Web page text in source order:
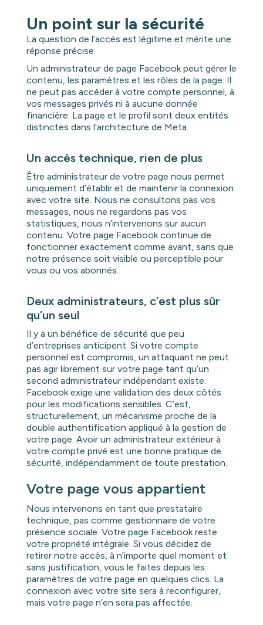
Un point sur la sécurité
La question de l’accès est légitime et mérite une
réponse précise.
Un administrateur de page Facebook peut gérer le
contenu, les paramètres et les rôles de la page. Il
ne peut pas accéder à votre compte personnel, à
vos messages privés ni à aucune donnée
financière. La page et le profil sont deux entités
distinctes dans l’architecture de Meta.
Un accès technique, rien de plus
Être administrateur de votre page nous permet
uniquement d’établir et de maintenir la connexion
avec votre site. Nous ne consultons pas vos
messages, nous ne regardons pas vos
statistiques, nous n’intervenons sur aucun
contenu. Votre page Facebook continue de
fonctionner exactement comme avant, sans que
notre présence soit visible ou perceptible pour
vous ou vos abonnés.
Deux administrateurs, c’est plus sûr
qu’un seul
Il y a un bénéfice de sécurité que peu
d’entreprises anticipent. Si votre compte
personnel est compromis, un attaquant ne peut
pas agir librement sur votre page tant qu’un
second administrateur indépendant existe.
Facebook exige une validation des deux côtés
pour les modifications sensibles. C’est,
structurellement, un mécanisme proche de la
double authentification appliqué à la gestion de
votre page. Avoir un administrateur extérieur à
votre compte privé est une bonne pratique de
sécurité, indépendamment de toute prestation.
Votre page vous appartient
Nous intervenons en tant que prestataire
technique, pas comme gestionnaire de votre
présence sociale. Votre page Facebook reste
votre propriété intégrale. Si vous décidez de
retirer notre accès, à n’importe quel moment et
sans justification, vous le faites depuis les
paramètres de votre page en quelques clics. La
connexion avec votre site sera à reconfigurer,
mais votre page n’en sera pas affectée.